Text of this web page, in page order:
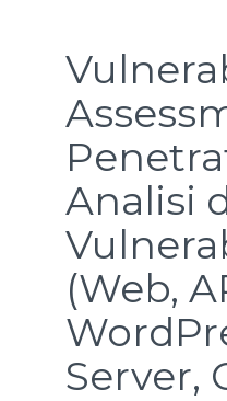
Analisi
(Web,
Server,